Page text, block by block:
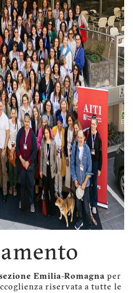
Emilia-Romagna per
riservata a tutte le